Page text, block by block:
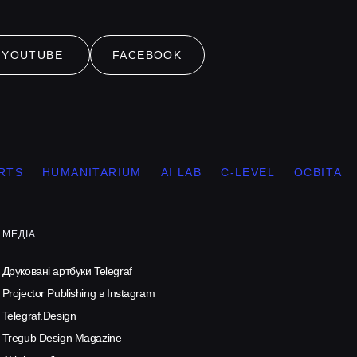
YOUTUBE FACEBOOK
HUMANITARIUM AI LAB С-LEVEL ОСВІТА
МЕДІА
Друковані артбуки Telegraf
Projector Publishing в Instagram
Telegraf.Design
Tregub Design Magazine